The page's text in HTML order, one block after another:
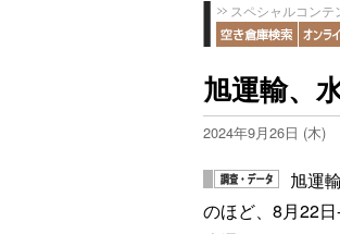
スペシャルコンテ
旭運輸、
2024年9月26日 (木)
旭運
のほど、8月22